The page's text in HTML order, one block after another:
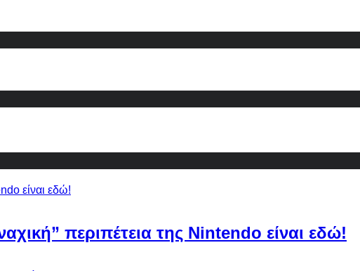
περιπέτεια της Nintendo είναι εδώ!